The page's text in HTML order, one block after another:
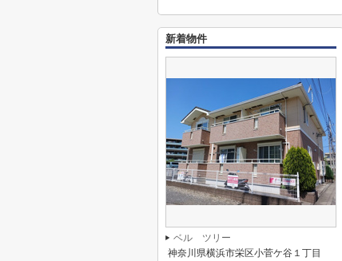
新着物件
ベル ツリー
神奈川県横浜市栄区小菅ケ谷１丁目